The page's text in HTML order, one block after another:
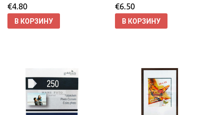
€4.80
В КОРЗИНУ
€6.50
В КОРЗИНУ